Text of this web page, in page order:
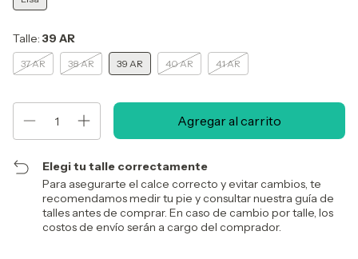
Talle: 39 AR
37 AR 38 AR 39 AR 40 AR 41 AR
Elegi tu talle correctamente
Para asegurarte el calce correcto y evitar cambios, te
recomendamos medir tu pie y consultar nuestra guía de
talles antes de comprar. En caso de cambio por talle, los
costos de envío serán a cargo del comprador.